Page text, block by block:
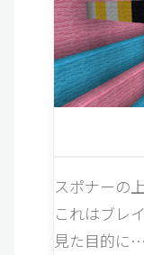
スポナーの
これはブレ
見た目的に